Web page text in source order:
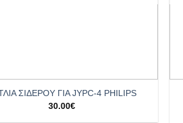
ΣΙΔΕΡΟΥ ΓΙΑ JYPC-4 PHILIPS
30.00€